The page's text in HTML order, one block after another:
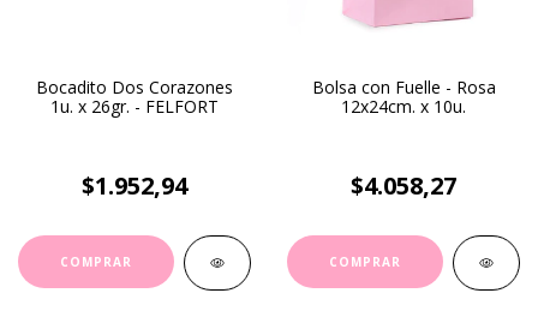
Bocadito Dos Corazones
1u. x 26gr. - FELFORT
$1.952,94
Bolsa con Fuelle - Rosa
12x24cm. x 10u.
$4.058,27